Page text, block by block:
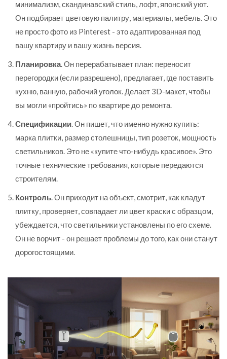
минимализм, скандинавский стиль, лофт, японский уют.
Он подбирает цветовую палитру, материалы, мебель. Это
не просто фото из Pinterest - это адаптированная под
вашу квартиру и вашу жизнь версия.
Планировка. Он перерабатывает план: переносит
перегородки (если разрешено), предлагает, где поставить
кухню, ванную, рабочий уголок. Делает 3D-макет, чтобы
вы могли «пройтись» по квартире до ремонта.
Спецификации. Он пишет, что именно нужно купить:
марка плитки, размер столешницы, тип розеток, мощность
светильников. Это не «купите что-нибудь красивое». Это
точные технические требования, которые передаются
строителям.
Контроль. Он приходит на объект, смотрит, как кладут
плитку, проверяет, совпадает ли цвет краски с образцом,
убеждается, что светильники установлены по его схеме.
Он не ворчит - он решает проблемы до того, как они станут
дорогостоящими.